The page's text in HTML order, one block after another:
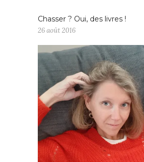
Chasser ? Oui, des livres !
26 août 2016